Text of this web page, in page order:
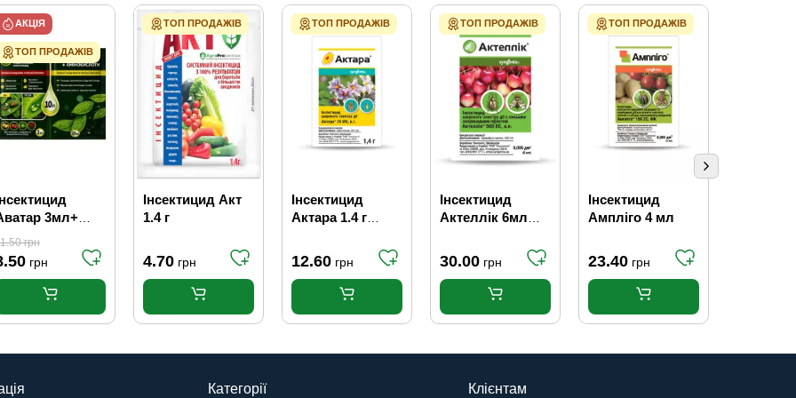
АКЦІЯ
ТОП ПРОДАЖІВ
3мл+
10мл
грн
грн
ТОП ПРОДАЖІВ
Інсектицид Акт
1.4 г
4.70 грн
ТОП ПРОДАЖІВ
Інсектицид
Актара 1.4 г
12.60 грн
ТОП ПРОДАЖІВ
Інсектицид
Актеллік 6мл
30.00 грн
ТОП ПРОДАЖІВ
Інсектицид
Ампліго 4 мл
23.40 грн
Категорії Клієнтам